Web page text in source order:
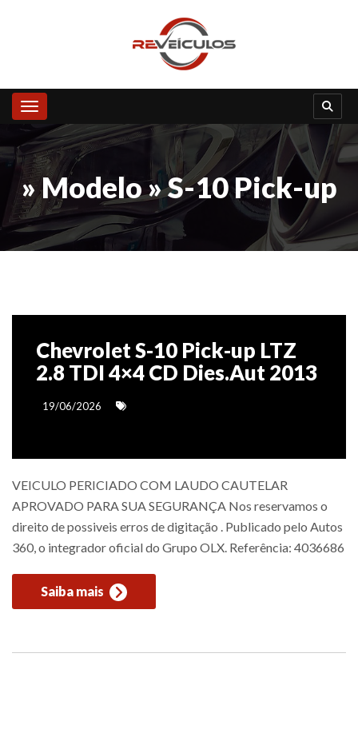
Toggle navigation
» Modelo » S-10 Pick-up
Chevrolet S-10 Pick-up LTZ
2.8 TDI 4×4 CD Dies.Aut 2013
19/06/2026
VEICULO PERICIADO COM LAUDO CAUTELAR
APROVADO PARA SUA SEGURANÇA Nos reservamos o
direito de possiveis erros de digitação . Publicado pelo Autos
360, o integrador oficial do Grupo OLX. Referência: 4036686
Saiba mais